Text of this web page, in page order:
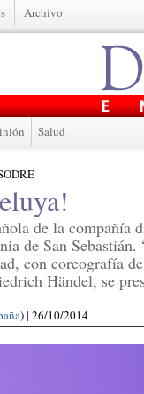
Archivo
Salud
de la
de San
con coreografía
Händel, se
) | 26/10/2014